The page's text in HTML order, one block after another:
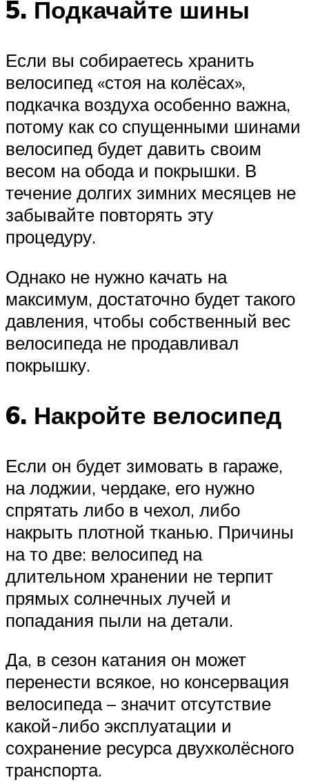
5. Подкачайте шины
Если вы собираетесь хранить
велосипед «стоя на колёсах»,
подкачка воздуха особенно важна,
потому как со спущенными шинами
велосипед будет давить своим
весом на обода и покрышки. В
течение долгих зимних месяцев не
забывайте повторять эту
процедуру.
Однако не нужно качать на
максимум, достаточно будет такого
давления, чтобы собственный вес
велосипеда не продавливал
покрышку.
6. Накройте велосипед
Если он будет зимовать в гараже,
на лоджии, чердаке, его нужно
спрятать либо в чехол, либо
накрыть плотной тканью. Причины
на то две: велосипед на
длительном хранении не терпит
прямых солнечных лучей и
попадания пыли на детали.
Да, в сезон катания он может
перенести всякое, но консервация
велосипеда – значит отсутствие
какой-либо эксплуатации и
сохранение ресурса двухколёсного
транспорта.